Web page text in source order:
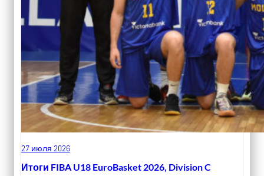
27 июля 2026
Итоги FIBA U18 EuroBasket 2026, Division C